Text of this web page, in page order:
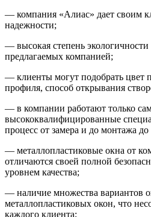
— компания «Алиас» дает своим
надежности;
— высокая степень
предлагаемых компанией;
— клиенты могут подобрать цвет
профиля, способ открывания
— в компании работают только
высококвалифицированные
процесс от замера и до монтажа
— металлопластиковые окна от
отличаются своей полной
уровнем качества;
— наличие множества вариантов
металлопластиковых окон, что
каждого клиента;